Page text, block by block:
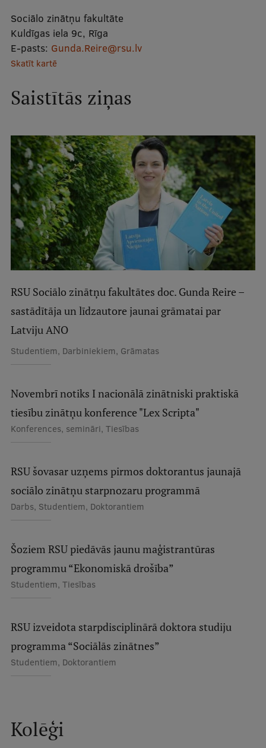
Mobile
galvenā
izvēlne
Studiju iespējas
Maģistra studiju programmas
Rezidentūra
Uzņemšana
Praktiska informācija
Par RSU
Studentu dzīve
Studiju norises vietas
Fakultātes
Stratēģija
Struktūra
Vēsture un tradīcijas
RSU fonds
Aula
Ģerbonis
Projekti
Ilgtspējīga attīstība
Studiju un vides pieejamība
Sociālo zinātņu fakultāte
Kuldīgas iela 9c, Rīga
E-pasts: Gunda.Reire@rsu.lv
Skatīt kartē
Saistītās ziņas
RSU Sociālo zinātņu fakultātes doc. Gunda Reire –
sastādītāja un līdzautore jaunai grāmatai par
Latviju ANO
Studentiem, Darbiniekiem, Grāmatas
Novembrī notiks I nacionālā zinātniski praktiskā
tiesību zinātņu konference "Lex Scripta"
Konferences, semināri, Tiesības
RSU šovasar uzņems pirmos doktorantus jaunajā
sociālo zinātņu starpnozaru programmā
Darbs, Studentiem, Doktorantiem
Šoziem RSU piedāvās jaunu maģistrantūras
programmu “Ekonomiskā drošība”
Studentiem, Tiesības
RSU izveidota starpdisciplinārā doktora studiju
programma “Sociālās zinātnes”
Studentiem, Doktorantiem
Kolēģi